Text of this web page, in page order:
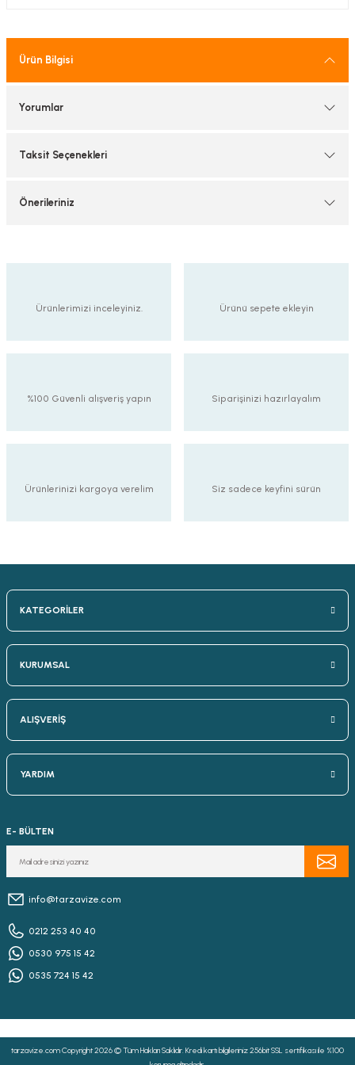
Ürün Bilgisi
Yorumlar
Taksit Seçenekleri
Önerileriniz
Ürünlerimizi inceleyiniz. Ürünü sepete ekleyin
%100 Güvenli alışveriş yapın Siparişinizi hazırlayalım
Ürünlerinizi kargoya verelim Siz sadece keyfini sürün
KATEGORİLER
KURUMSAL
ALIŞVERİŞ
YARDIM
E- BÜLTEN
info@tarzavize.com
0212 253 40 40
0530 975 15 42
0535 724 15 42
tarzavize.com Copyright 2026 © Tüm Hakları Saklıdır. Kredi kartı bilgileriniz 256bit SSL sertifikası ile %100